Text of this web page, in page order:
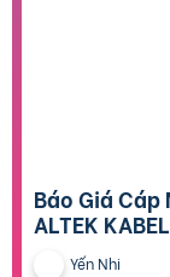
Báo Giá Cáp Mạng Cat5e & Cat6 Chống Nhiễu
ALTEK KABEL
Yến Nhi